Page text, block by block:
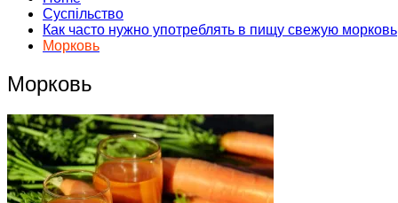
Суспільство
Как часто нужно употреблять в пищу свежую морковь
Морковь
Морковь